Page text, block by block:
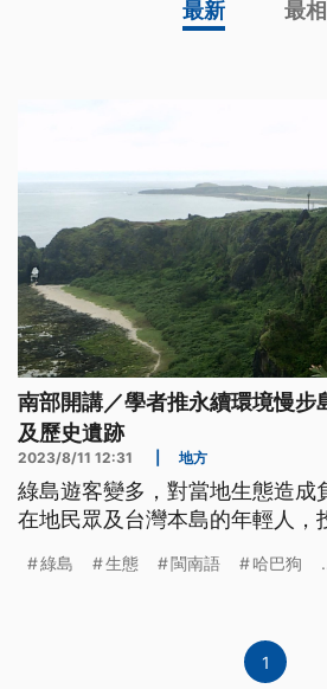
最新 最
南部開講／學者推永續環境慢步
及歷史遺跡
2023/8/11 12:31 地方
綠島遊客變多，對當地生態造成
在地民眾及台灣本島的年輕人，
綠島 生態 閩南語 哈巴狗
1